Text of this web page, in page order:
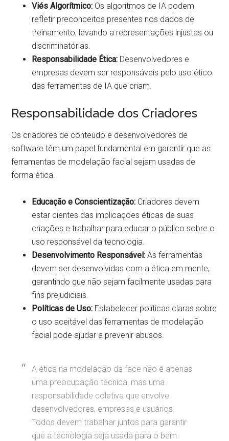
Viés Algorítmico: Os algoritmos de IA podem
refletir preconceitos presentes nos dados de
treinamento, levando a representações injustas ou
discriminatórias.
Responsabilidade Ética: Desenvolvedores e
empresas devem ser responsáveis pelo uso ético
das ferramentas de IA que criam.
Responsabilidade dos Criadores
Os criadores de conteúdo e desenvolvedores de
software têm um papel fundamental em garantir que as
ferramentas de modelação facial sejam usadas de
forma ética.
Educação e Conscientização: Criadores devem
estar cientes das implicações éticas de suas
criações e trabalhar para educar o público sobre o
uso responsável da tecnologia.
Desenvolvimento Responsável: As ferramentas
devem ser desenvolvidas com a ética em mente,
garantindo que não sejam facilmente usadas para
fins prejudiciais.
Políticas de Uso: Estabelecer políticas claras sobre
o uso aceitável das ferramentas de modelação
facial pode ajudar a prevenir abusos.
A ética na modelação da face não é apenas
uma preocupação técnica, mas uma
responsabilidade coletiva que envolve
desenvolvedores, empresas e usuários.
Todos devem trabalhar juntos para garantir
que a tecnologia seja usada para o bem